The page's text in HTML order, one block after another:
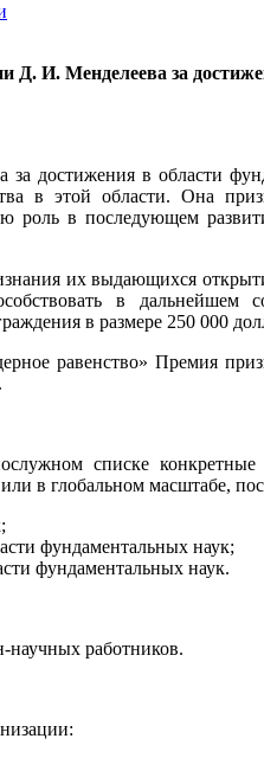
Д. И. Менделеева за
в области
в этой области. Она
роль в последующем
их выдающихся
в дальнейшем
в размере 250
равенство» Премия
списке конкретные
в глобальном масштабе,
фундаментальных наук;
фундаментальных наук.
работников.